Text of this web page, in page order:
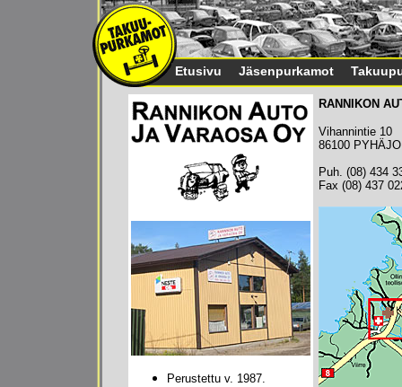
Etusivu Jäsenpurkamot
Perustettu v. 1987.
RANNIKON
Vihannintie 10
86100
Puh. (08) 434
Fax (08) 437